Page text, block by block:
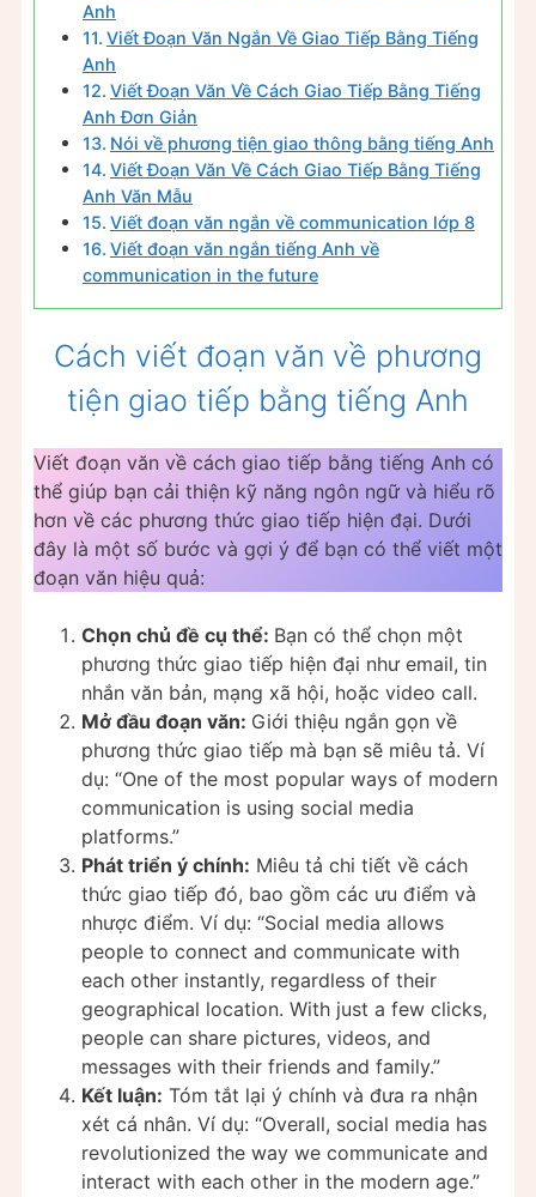
Anh
Viết Đoạn Văn Ngắn Về Giao Tiếp Bằng Tiếng
Anh
Viết Đoạn Văn Về Cách Giao Tiếp Bằng Tiếng
Anh Đơn Giản
Nói về phương tiện giao thông bằng tiếng Anh
Viết Đoạn Văn Về Cách Giao Tiếp Bằng Tiếng
Anh Văn Mẫu
Viết đoạn văn ngắn về communication lớp 8
Viết đoạn văn ngắn tiếng Anh về
communication in the future
Cách viết đoạn văn về phương
tiện giao tiếp bằng tiếng Anh
Viết đoạn văn về cách giao tiếp bằng tiếng Anh có
thể giúp bạn cải thiện kỹ năng ngôn ngữ và hiểu rõ
hơn về các phương thức giao tiếp hiện đại. Dưới
đây là một số bước và gợi ý để bạn có thể viết một
đoạn văn hiệu quả:
Chọn chủ đề cụ thể: Bạn có thể chọn một
phương thức giao tiếp hiện đại như email, tin
nhắn văn bản, mạng xã hội, hoặc video call.
Mở đầu đoạn văn: Giới thiệu ngắn gọn về
phương thức giao tiếp mà bạn sẽ miêu tả. Ví
dụ: “One of the most popular ways of modern
communication is using social media
platforms.”
Phát triển ý chính: Miêu tả chi tiết về cách
thức giao tiếp đó, bao gồm các ưu điểm và
nhược điểm. Ví dụ: “Social media allows
people to connect and communicate with
each other instantly, regardless of their
geographical location. With just a few clicks,
people can share pictures, videos, and
messages with their friends and family.”
Kết luận: Tóm tắt lại ý chính và đưa ra nhận
xét cá nhân. Ví dụ: “Overall, social media has
revolutionized the way we communicate and
interact with each other in the modern age.”